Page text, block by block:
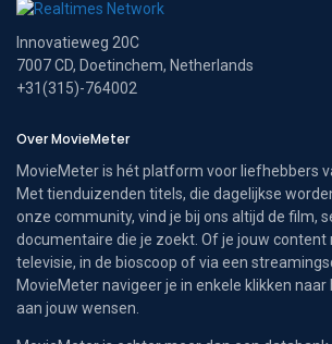
Innovatieweg 20C
7007 CD, Doetinchem, Netherlands
+31(315)-764002
Over MovieMeter
MovieMeter is hét platform voor liefhebbers
Met tienduizenden titels, die dagelijkse
onze community, vind je bij ons altijd de film,
documentaire die je zoekt. Of je jouw content
televisie, in de bioscoop of via een
MovieMeter navigeer je in enkele klikken
aan jouw wensen.